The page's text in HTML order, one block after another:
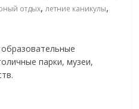
отдых,летние каникулы,
парки, музеи,